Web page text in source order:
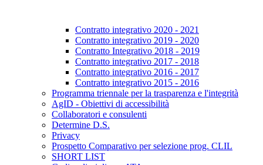
Contratto integrativo 2020 - 2021
Contratto integrativo 2019 - 2020
Contratto Integrativo 2018 - 2019
Contratto integrativo 2017 - 2018
Contratto integrativo 2016 - 2017
Contratto integrativo 2015 - 2016
Programma triennale per la trasparenza e l'integrità
AgID - Obiettivi di accessibilità
Collaboratori e consulenti
Determine D.S.
Privacy
Prospetto Comparativo per selezione prog. CLIL
SHORT LIST